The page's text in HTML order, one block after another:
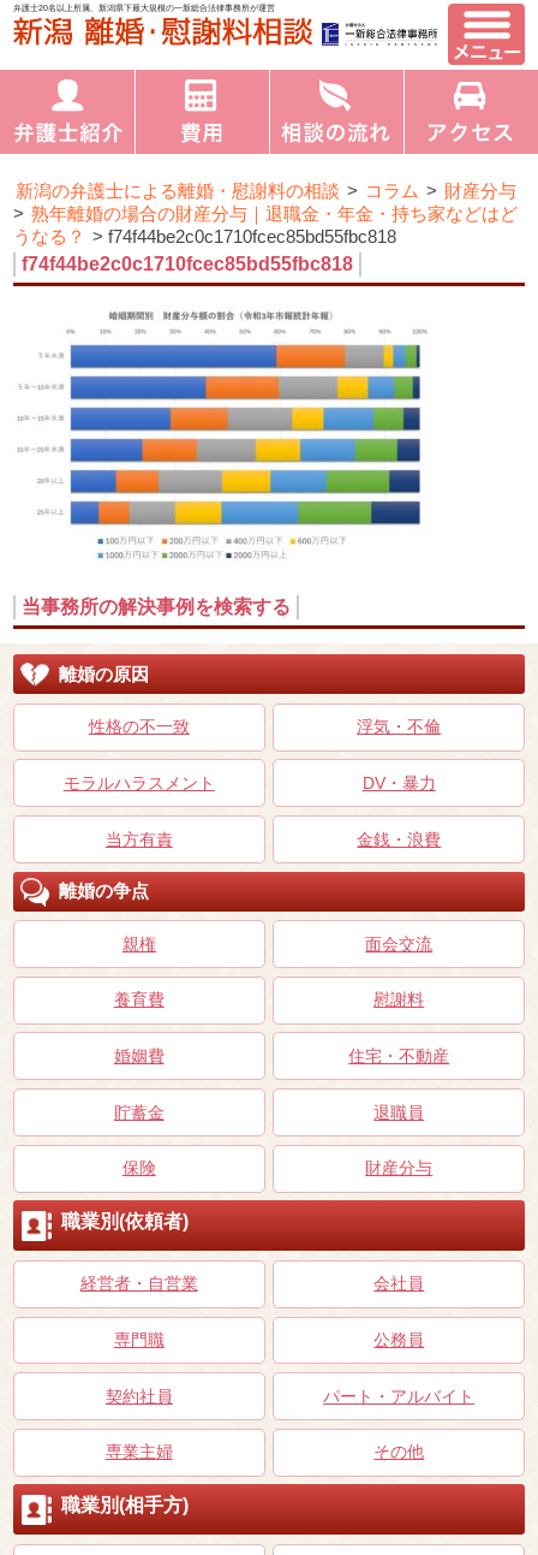
弁護士20名以上所属、新潟県下最大規模の一新総合法律事務所が運営
新潟の弁護士による離婚・慰謝料の相談 > コラム > 財産分与
> 熟年離婚の場合の財産分与｜退職金・年金・持ち家などはど
うなる？ >f74f44be2c0c1710fcec85bd55fbc818
f74f44be2c0c1710fcec85bd55fbc818
当事務所の解決事例を検索する
離婚の原因
性格の不一致 浮気・不倫
モラルハラスメント DV・暴力
当方有責 金銭・浪費
離婚の争点
親権 面会交流
養育費 慰謝料
婚姻費 住宅・不動産
貯蓄金 退職員
保険 財産分与
職業別(依頼者)
経営者・自営業 会社員
専門職 公務員
契約社員 パート・アルバイト
専業主婦 その他
職業別(相手方)